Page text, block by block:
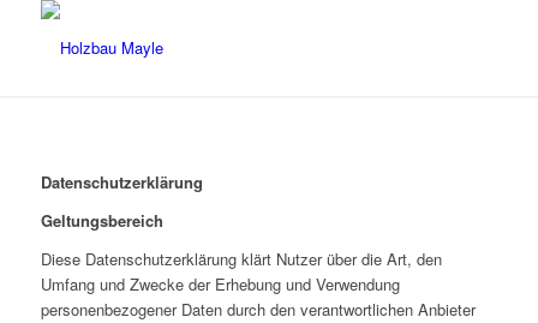
Datenschutzerklärung
Geltungsbereich
Diese Datenschutzerklärung klärt Nutzer über die Art, den
Umfang und Zwecke der Erhebung und Verwendung
personenbezogener Daten durch den verantwortlichen Anbieter